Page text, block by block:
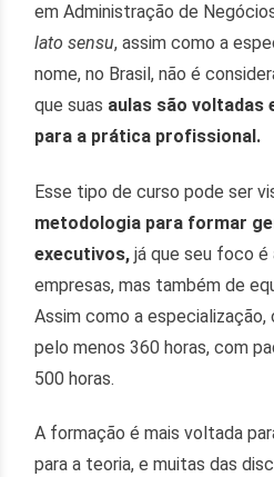
em Administração de
lato sensu, assim como a
nome, no Brasil, não é
que suas aulas são voltadas
para a prática profissional.
Esse tipo de curso pode ser
metodologia para formar
executivos, já que seu foco é
empresas, mas também de
Assim como a
pelo menos 360 horas, com
500 horas.
A formação é mais voltada
para a teoria, e muitas das